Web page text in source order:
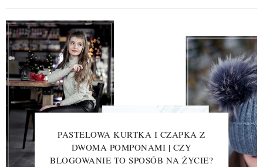
PASTELOWA KURTKA I CZAPKA Z
DWOMA POMPONAMI | CZY
BLOGOWANIE TO SPOSÓB NA ŻYCIE?